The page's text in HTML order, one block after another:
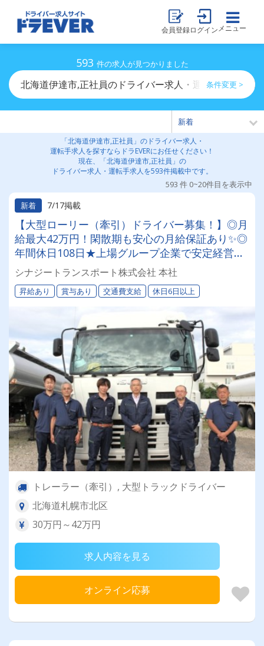
会員登録ログイン メニュー
593 件の求人が見つかりました
北海道伊達市,正社員のドライバー求人・運転手求人一覧
条件変更 >
「北海道伊達市,正社員」のドライバー求人・
運転手求人を探すならドラEVERにお任せください！
現在、「北海道伊達市,正社員」の
ドライバー求人・運転手求人を593件掲載中です。
593 件 0~20件目を表示中
新着
7/17掲載
【大型ローリー（牽引）ドライバー募集！】◎月
給最大42万円！閑散期も安心の月給保証あり✨◎
年間休日108日★上場グループ企業で安定経営◎
退職金＆再雇用あり◎専属車両＆同乗研修あり！
シナジートランスポート株式会社 本社
昇給あり 賞与あり 交通費支給 休日6日以上
トレーラー（牽引）, 大型トラックドライバー
北海道札幌市北区
30万円～42万円
求人内容を見る
オンライン応募